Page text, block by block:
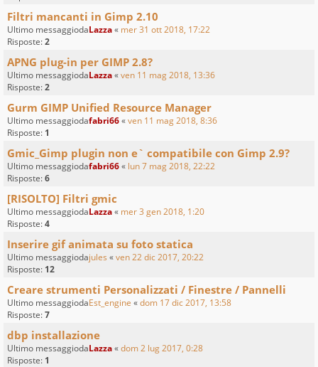
Filtri mancanti in Gimp 2.10
Ultimo messaggiodaLazza« mer 31 ott 2018, 17:22
Risposte:2
APNG plug-in per GIMP 2.8?
Ultimo messaggiodaLazza«ven 11 mag 2018, 13:36
Risposte:2
Gurm GIMP Unified Resource Manager
Ultimo messaggiodafabri66«ven 11 mag 2018, 8:36
Risposte: 1
Gmic_Gimp plugin non e` compatibile con Gimp 2.9?
Ultimo messaggiodafabri66« lun 7 mag 2018, 22:22
Risposte:6
[RISOLTO] Filtri gmic
Ultimo messaggiodaLazza« mer 3 gen 2018, 1:20
Risposte:4
Inserire gif animata su foto statica
Ultimo messaggiodajules «ven 22 dic 2017, 20:22
Risposte: 12
Creare strumenti Personalizzati / Finestre / Pannelli
Ultimo messaggiodaEst_engine «dom 17 dic 2017, 13:58
Risposte:7
dbp installazione
Ultimo messaggiodaLazza«dom 2 lug 2017, 0:28
Risposte: 1